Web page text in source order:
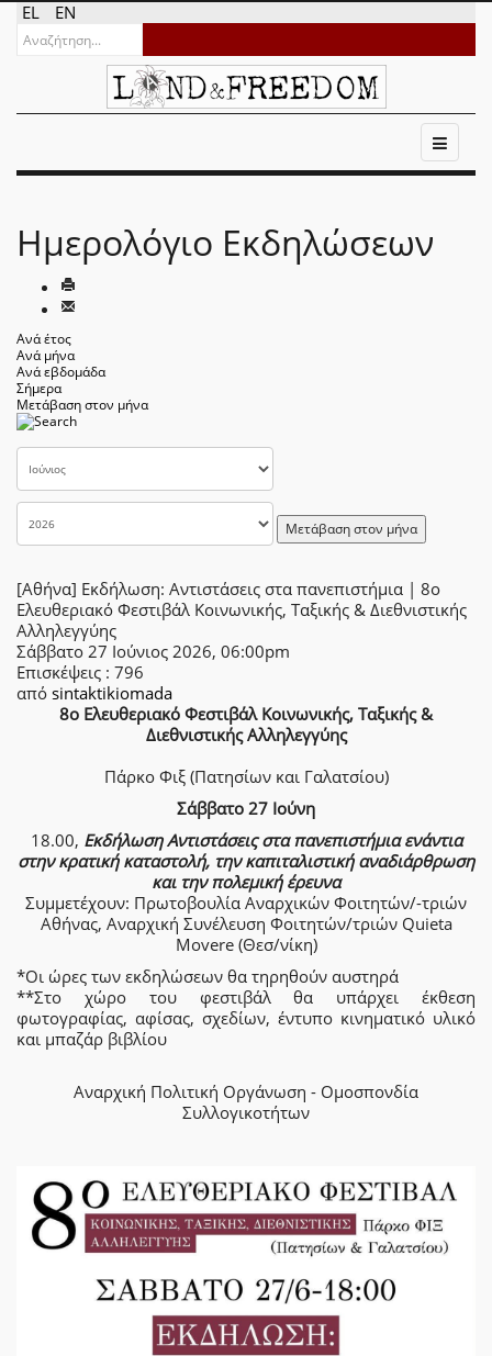
EL EN
Ημερολόγιο Εκδηλώσεων
Ανά έτος
Ανά μήνα
Ανά εβδομάδα
Σήμερα
Μετάβαση στον μήνα
Μετάβαση στον μήνα
[Αθήνα] Εκδήλωση: Αντιστάσεις στα πανεπιστήμια | 8ο
Ελευθεριακό Φεστιβάλ Κοινωνικής, Ταξικής & Διεθνιστικής
Αλληλεγγύης
Σάββατο 27 Ιούνιος 2026, 06:00pm
Επισκέψεις : 796
από sintaktikiomada
8ο Ελευθεριακό Φεστιβάλ Κοινωνικής, Ταξικής &
Διεθνιστικής Αλληλεγγύης
Πάρκο Φιξ (Πατησίων και Γαλατσίου)
Σάββατο 27 Ιούνη
18.00, Εκδήλωση Αντιστάσεις στα πανεπιστήμια ενάντια
στην κρατική καταστολή, την καπιταλιστική αναδιάρθρωση
και την πολεμική έρευνα
Συμμετέχουν: Πρωτοβουλία Αναρχικών Φοιτητών/-τριών
Αθήνας, Αναρχική Συνέλευση Φοιτητών/τριών Quieta
Movere (Θεσ/νίκη)
*Οι ώρες των εκδηλώσεων θα τηρηθούν αυστηρά
**Στο χώρο του φεστιβάλ θα υπάρχει έκθεση
φωτογραφίας, αφίσας, σχεδίων, έντυπο κινηματικό υλικό
και μπαζάρ βιβλίου
Αναρχική Πολιτική Οργάνωση - Ομοσπονδία
Συλλογικοτήτων